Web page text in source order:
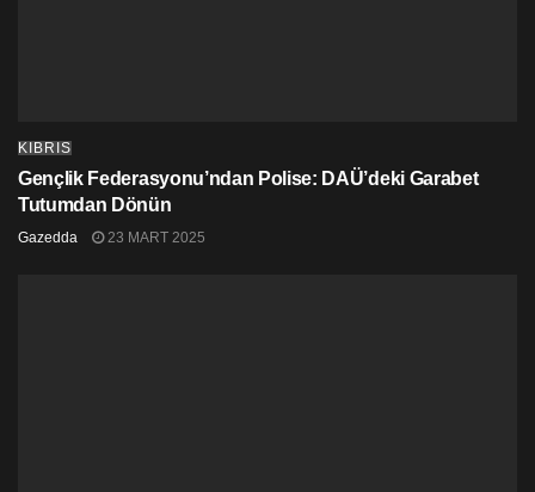
KIBRIS
Gençlik Federasyonu’ndan Polise: DAÜ’deki Garabet
Tutumdan Dönün
Gazedda 23 MART 2025